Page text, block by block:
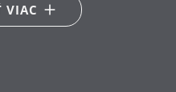
pre keramické,
VIAC